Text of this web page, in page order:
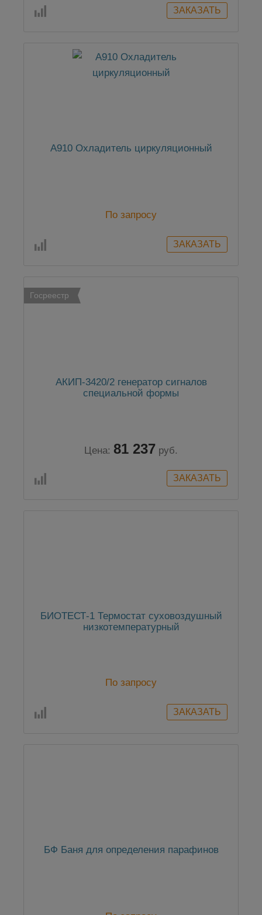
А910 Охладитель циркуляционный
По запросу
Госреестр
АКИП-3420/2 генератор сигналов
специальной формы
Цена: 81 237 руб.
БИОТЕСТ-1 Термостат суховоздушный
низкотемпературный
По запросу
БФ Баня для определения парафинов